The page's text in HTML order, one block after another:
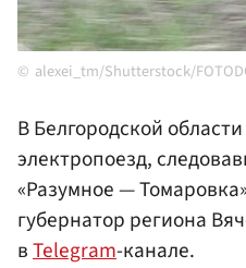
alexei_tm/Shutterstock/
В Белгородской
электропоезд,
«Разумное —
губернатор региона
вTelegram-канале.